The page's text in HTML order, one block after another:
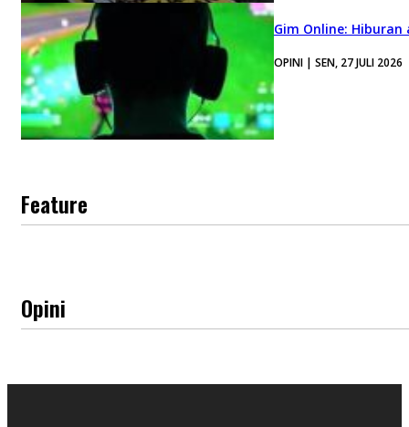
Gim Online:
OPINI | SEN, 27 JULI 2026
Feature
Opini